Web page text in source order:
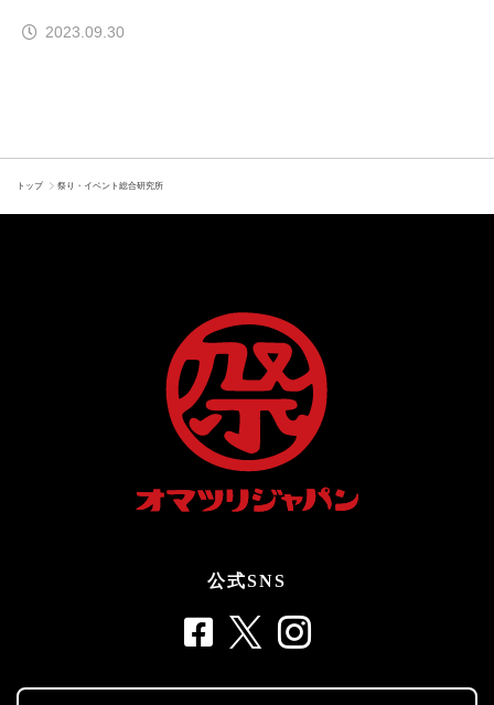
2023.09.30
トップ 祭り・イベント総合研究所
公式SNS